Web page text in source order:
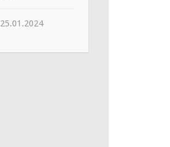
25.01.2024